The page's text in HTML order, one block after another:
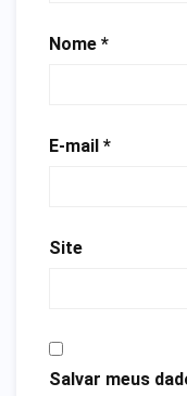
Nome *
E-mail *
Site
Salvar meus